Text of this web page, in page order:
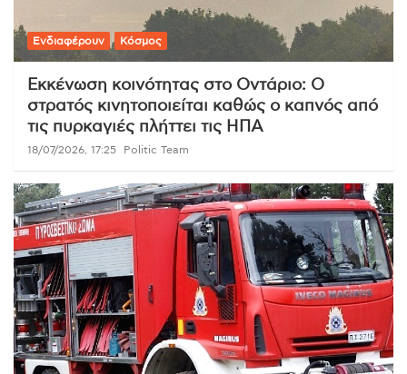
Ενδιαφέρουν Κόσμος
Εκκένωση κοινότητας στο Οντάριο: Ο
στρατός κινητοποιείται καθώς ο καπνός από
τις πυρκαγιές πλήττει τις ΗΠΑ
18/07/2026, 17:25 Politic Team